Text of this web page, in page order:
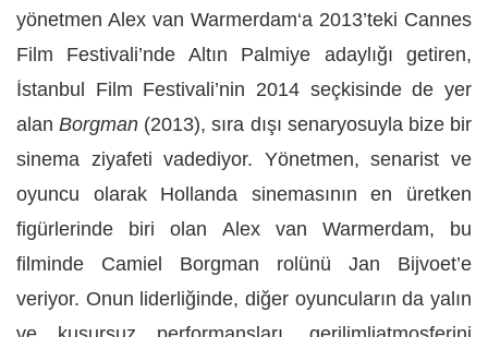
yönetmen Alex van Warmerdam‘a 2013’teki Cannes
Film Festivali’nde Altın Palmiye adaylığı getiren,
İstanbul Film Festivali’nin 2014 seçkisinde de yer
alanBorgman (2013), sıra dışı senaryosuyla bize bir
sinema ziyafeti vadediyor. Yönetmen, senarist ve
oyuncu olarak Hollanda sinemasının en üretken
figürlerinde biri olan Alex van Warmerdam, bu
filminde Camiel Borgman rolünü Jan Bijvoet’e
veriyor. Onun liderliğinde, diğer oyuncuların da yalın